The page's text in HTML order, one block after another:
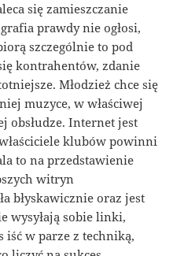
się zamieszczanie
prawdy nie ogłosi,
szczególnie to pod
kontrahentów, zdanie
Młodzież chce się
muzyce, w właściwej
obsłudze. Internet jest
klubów powinni
to na przedstawienie
witryn
błyskawicznie oraz jest
wysyłają sobie linki,
iść w parze z techniką,